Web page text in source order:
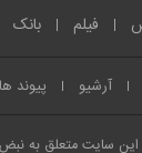
فیلم بانک
آرشیو پیوند ها
سایت متعلق به نبض